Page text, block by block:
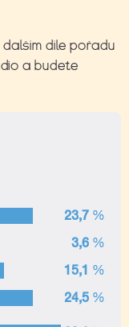
dalším díle pořadu
a budete